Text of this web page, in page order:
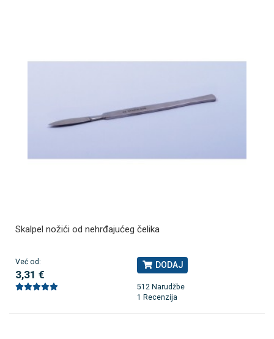
Skalpel nožići od nehrđajućeg čelika
Već od:
3,31 €
DODAJ
512 Narudžbe
1 Recenzija